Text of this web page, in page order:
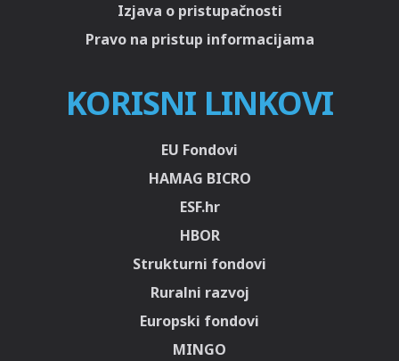
Izjava o pristupačnosti
Pravo na pristup informacijama
KORISNI LINKOVI
EU Fondovi
HAMAG BICRO
ESF.hr
HBOR
Strukturni fondovi
Ruralni razvoj
Europski fondovi
MINGO